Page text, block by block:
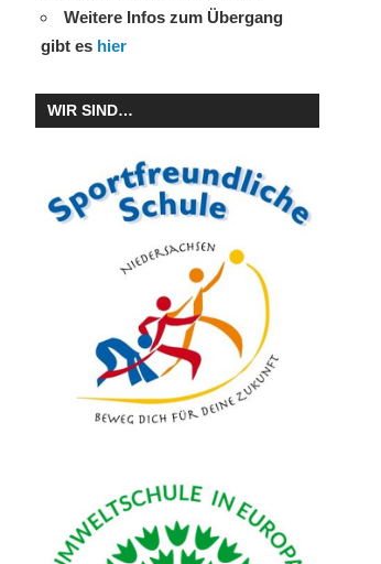
Weitere Infos zum Übergang
gibt es hier
WIR SIND…